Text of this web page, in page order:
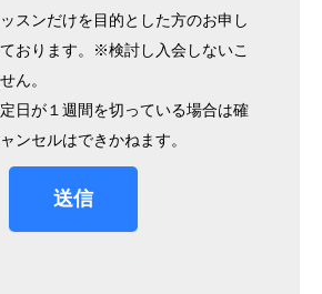
スンだけを目的とした方のお申し
おります。※検討し入会しないこ
ん。
日が１週間を切っている場合は確
ンセルはできかねます。
送信